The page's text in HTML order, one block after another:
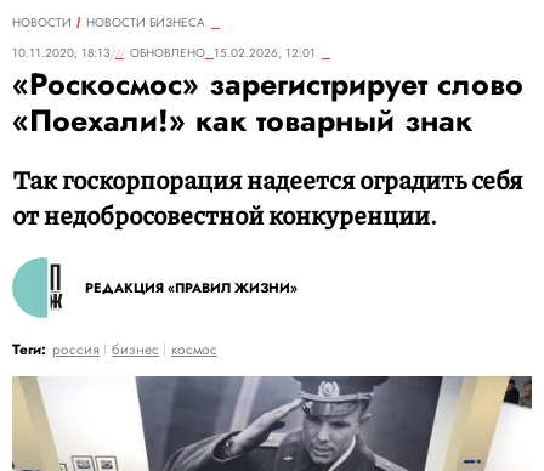
НОВОСТИ
НОВОСТИ БИЗНЕСА
10.11.2020, 18:13
ОБНОВЛЕНО 15.02.2026, 12:01
«Роскосмос» зарегистрирует слово
«Поехали!» как товарный знак
Так госкорпорация надеется оградить себя
от недобросовестной конкуренции.
РЕДАКЦИЯ «ПРАВИЛ ЖИЗНИ»
Теги: россия бизнес космос